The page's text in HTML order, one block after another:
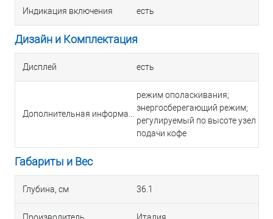
Индикация включения есть
Дизайн и Комплектация
Дисплей есть
Дополнительная информация
режим ополаскивания;
энергосберегающий режим;
регулируемый по высоте узел
подачи кофе
Габариты и Вес
Глубина, см 36.1